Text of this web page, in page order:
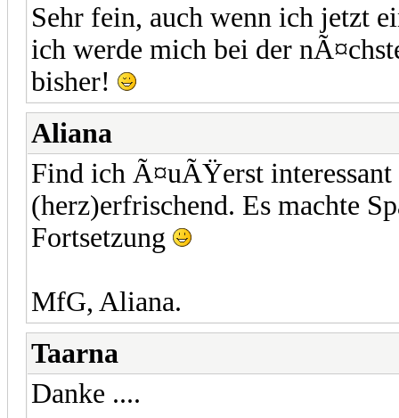
Sehr fein, auch wenn ich jetzt
ich werde mich bei der
bisher!
Aliana
Find ich Ã¤uÃŸerst
(herz)erfrischend. Es machte
Fortsetzung
MfG, Aliana.
Taarna
Danke ....